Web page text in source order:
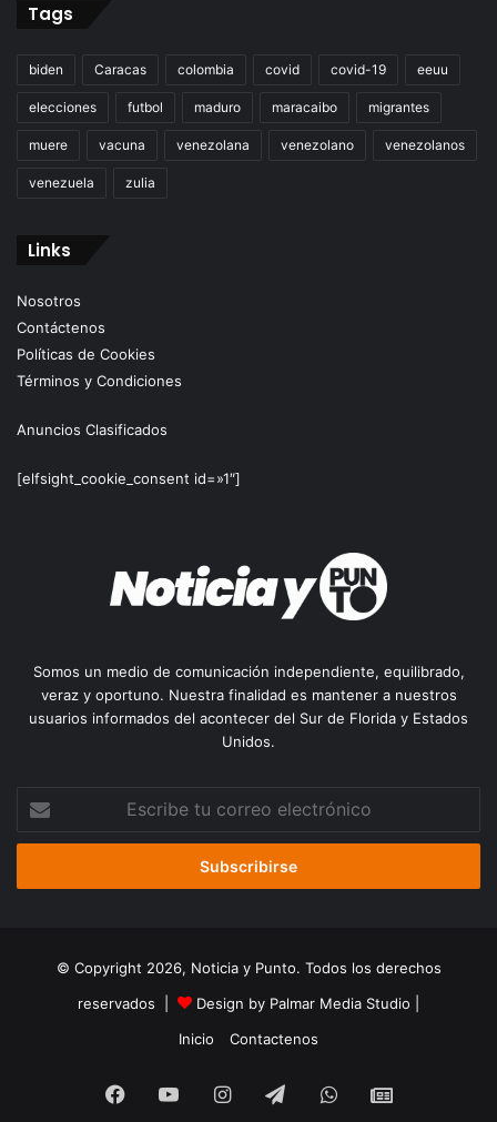
Tags
biden Caracas colombia covid covid-19 eeuu
elecciones futbol maduro maracaibo migrantes
muere vacuna venezolana venezolano venezolanos
venezuela zulia
Links
Nosotros
Contáctenos
Políticas de Cookies
Términos y Condiciones
Anuncios Clasificados
[elfsight_cookie_consent id=»1″]
Somos un medio de comunicación independiente, equilibrado,
veraz y oportuno. Nuestra finalidad es mantener a nuestros
usuarios informados del acontecer del Sur de Florida y Estados
Unidos.
tu
correo
© Copyright 2026, Noticia y Punto. Todos los derechos
reservados |
Design by Palmar Media Studio
Inicio
Contactenos
FacebookYouTubeInstagramTelegramWhatsApp